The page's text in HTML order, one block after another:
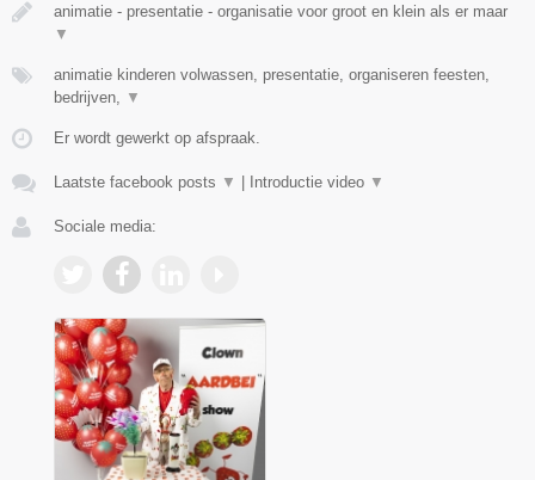
animatie - presentatie - organisatie voor groot en klein als er maar
▼
animatie kinderen volwassen, presentatie, organiseren feesten,
bedrijven,
▼
Er wordt gewerkt op afspraak.
Laatste facebook posts ▼ | Introductie video ▼
Sociale media: